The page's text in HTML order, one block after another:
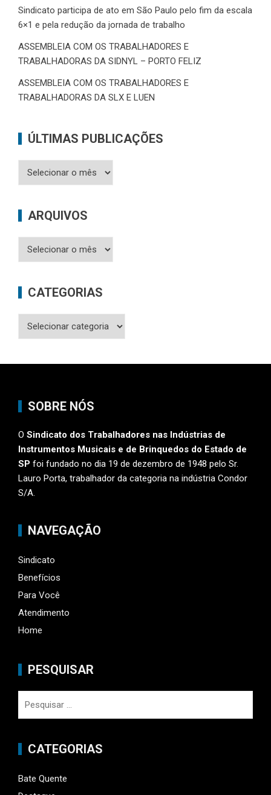
Sindicato participa de ato em São Paulo pelo fim da escala
6×1 e pela redução da jornada de trabalho
ASSEMBLEIA COM OS TRABALHADORES E
TRABALHADORAS DA SIDNYL – PORTO FELIZ
ASSEMBLEIA COM OS TRABALHADORES E
TRABALHADORAS DA SLX E LUEN
ÚLTIMAS PUBLICAÇÕES
Últimas
ARQUIVOS
Arquivos
CATEGORIAS
Categorias
SOBRE NÓS
O Sindicato dos Trabalhadores nas Indústrias de
Instrumentos Musicais e de Brinquedos do Estado de
SP foi fundado no dia 19 de dezembro de 1948 pelo Sr.
Lauro Porta, trabalhador da categoria na indústria Condor
S/A.
NAVEGAÇÃO
Sindicato
Benefícios
Para Você
Atendimento
Home
PESQUISAR
CATEGORIAS
Bate Quente